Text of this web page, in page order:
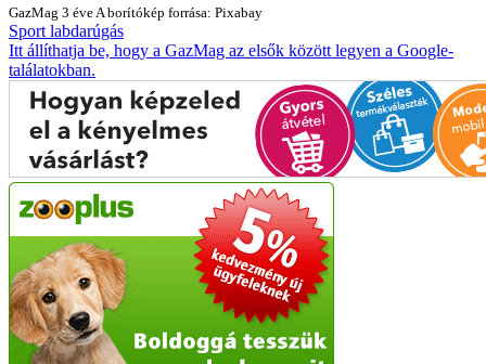
GazMag 3 éve A borítókép forrása: Pixabay
Sport labdarúgás
Itt állíthatja be, hogy a GazMag az elsők között legyen a Google-
találatokban.